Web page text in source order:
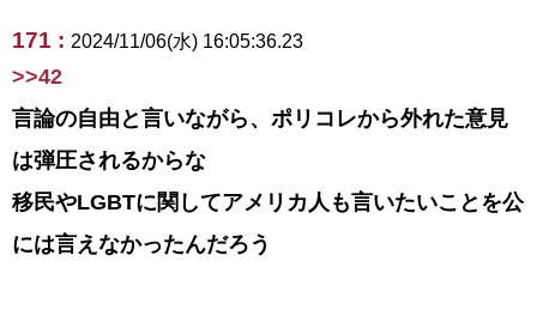
171 : 2024/11/06(水) 16:05:36.23
>>42
言論の自由と言いながら、ポリコレから外れた意見
は弾圧されるからな
移民やLGBTに関してアメリカ人も言いたいことを公
には言えなかったんだろう